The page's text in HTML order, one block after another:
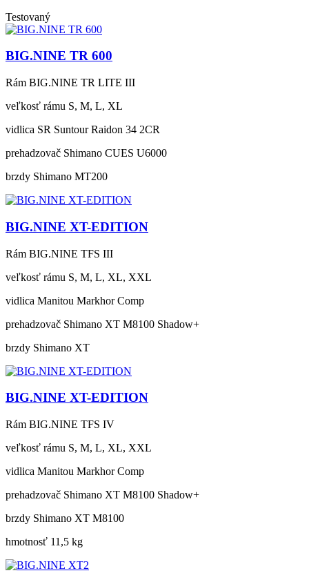
Testovaný
BIG.NINE TR 600
Rám BIG.NINE TR LITE III
veľkosť rámu S, M, L, XL
vidlica SR Suntour Raidon 34 2CR
prehadzovač Shimano CUES U6000
brzdy Shimano MT200
BIG.NINE XT-EDITION
Rám BIG.NINE TFS III
veľkosť rámu S, M, L, XL, XXL
vidlica Manitou Markhor Comp
prehadzovač Shimano XT M8100 Shadow+
brzdy Shimano XT
BIG.NINE XT-EDITION
Rám BIG.NINE TFS IV
veľkosť rámu S, M, L, XL, XXL
vidlica Manitou Markhor Comp
prehadzovač Shimano XT M8100 Shadow+
brzdy Shimano XT M8100
hmotnosť 11,5 kg